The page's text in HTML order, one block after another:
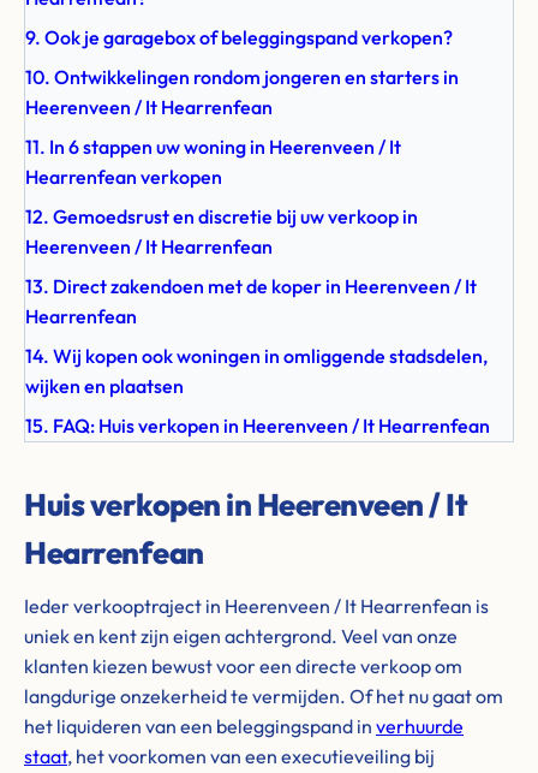
9. Ook je garagebox of beleggingspand verkopen?
10. Ontwikkelingen rondom jongeren en starters in
Heerenveen / It Hearrenfean
11. In 6 stappen uw woning in Heerenveen / It
Hearrenfean verkopen
12. Gemoedsrust en discretie bij uw verkoop in
Heerenveen / It Hearrenfean
13. Direct zakendoen met de koper in Heerenveen / It
Hearrenfean
14. Wij kopen ook woningen in omliggende stadsdelen,
wijken en plaatsen
15. FAQ: Huis verkopen in Heerenveen / It Hearrenfean
Huis verkopen in Heerenveen / It
Hearrenfean
Ieder verkooptraject in Heerenveen / It Hearrenfean is
uniek en kent zijn eigen achtergrond. Veel van onze
klanten kiezen bewust voor een directe verkoop om
langdurige onzekerheid te vermijden. Of het nu gaat om
het liquideren van een beleggingspand in verhuurde
staat, het voorkomen van een executieveiling bij